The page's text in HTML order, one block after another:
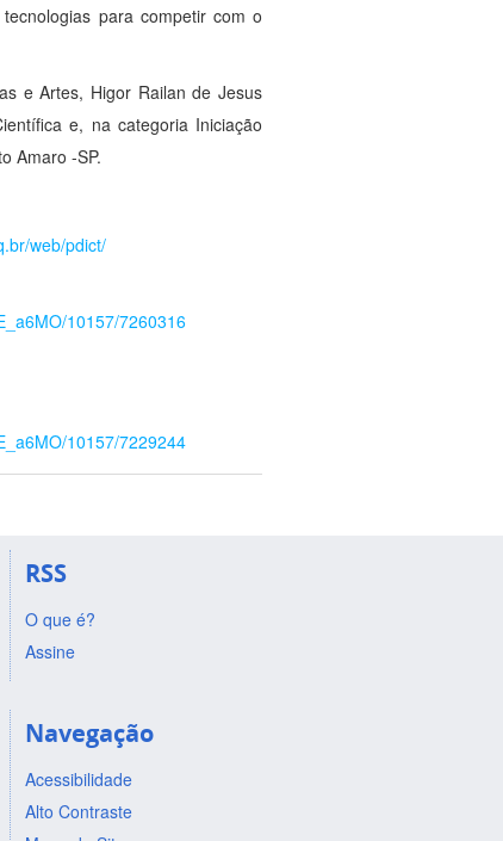
para competir com o
e Artes, Higor Railan de Jesus
e, na categoria Iniciação
Amaro -SP.
web/pdict/
10157/7260316
10157/7229244
RSS
O que é?
Assine
Navegação
Acessibilidade
Alto Contraste